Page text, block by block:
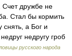
дружбе не
Стал бы кормить
снять, а Бог и
недругу гроб
русского народа